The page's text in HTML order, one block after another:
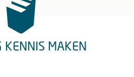
KENNIS MAKEN